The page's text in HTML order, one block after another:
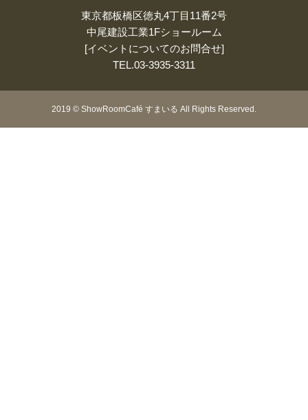
東京都板橋区徳丸4丁目11番2号
中尾建設工業1Fショールーム
[イベントについてのお問合せ]
TEL.03-3935-3311
2019 © ShowRoomCafé すまいる All Rights Reserved.